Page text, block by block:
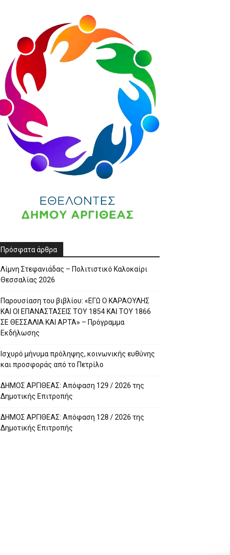
Πρόσφατα άρθρα
Λίμνη Στεφανιάδας – Πολιτιστικό Καλοκαίρι
Θεσσαλίας 2026
Παρουσίαση του βιβλίου: «ΕΓΩ Ο ΚΑΡΑΟΥΛΗΣ
ΚΑΙ ΟΙ ΕΠΑΝΑΣΤΑΣΕΙΣ ΤΟΥ 1854 ΚΑΙ ΤΟΥ 1866
ΣΕ ΘΕΣΣΑΛΙΑ ΚΑΙ ΑΡΤΑ» – Πρόγραμμα
Εκδήλωσης
Ισχυρό μήνυμα πρόληψης, κοινωνικής ευθύνης
και προσφοράς από το Πετρίλο
ΔΗΜΟΣ ΑΡΓΙΘΕΑΣ: Απόφαση 129 / 2026 της
Δημοτικής Επιτροπής
ΔΗΜΟΣ ΑΡΓΙΘΕΑΣ: Απόφαση 128 / 2026 της
Δημοτικής Επιτροπής